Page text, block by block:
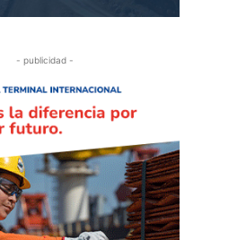
- publicidad -